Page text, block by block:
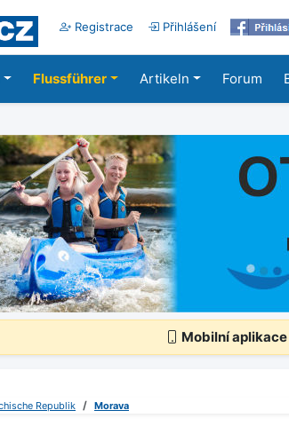
Registrace Přihlášení
Flussführer Artikeln Forum
Mobilní aplikace
Republik Morava